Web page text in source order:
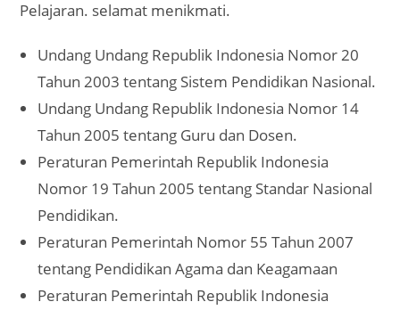
Pelajaran. selamat menikmati.
Undang Undang Republik Indonesia Nomor 20
Tahun 2003 tentang Sistem Pendidikan Nasional.
Undang Undang Republik Indonesia Nomor 14
Tahun 2005 tentang Guru dan Dosen.
Peraturan Pemerintah Republik Indonesia
Nomor 19 Tahun 2005 tentang Standar Nasional
Pendidikan.
Peraturan Pemerintah Nomor 55 Tahun 2007
tentang Pendidikan Agama dan Keagamaan
Peraturan Pemerintah Republik Indonesia